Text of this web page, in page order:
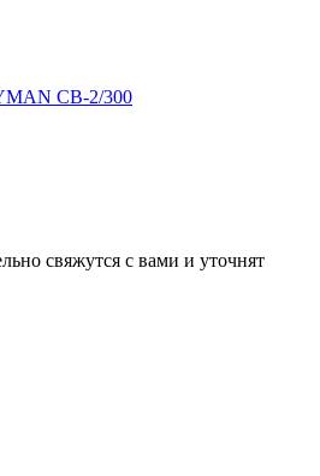
СВ-2/300
свяжутся с вами и уточнят